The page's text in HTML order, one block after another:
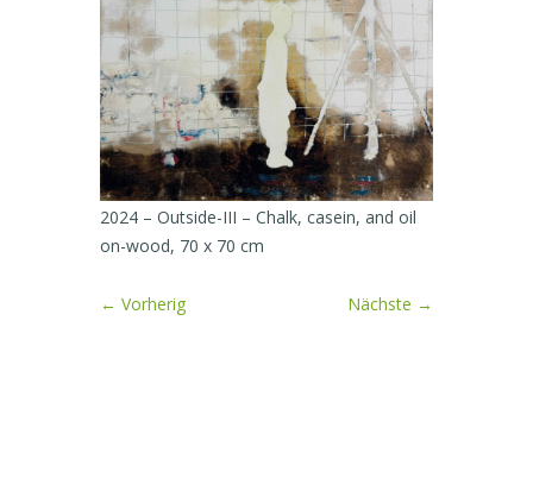
2024 – Outside-III – Chalk, casein, and oil
on-wood, 70 x 70 cm
← Vorherig Nächste →